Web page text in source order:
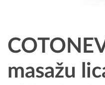
masažu